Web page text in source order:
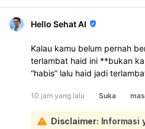
Hello Sehat AI
Kalau kamu belum pernah
terlambat haid ini **bukan
“habis” lalu haid jadi
kurang tidur, perubahan
yang memang sedang tidak
besar flek itu hanya tanda
10 jam yang lalu Suka
Disclaimer: Informasi